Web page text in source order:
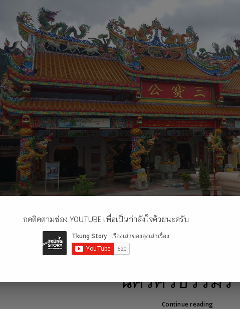
ศาลเจ้าซำปอกง (หลวง
นครศรีธรรมร
Continue reading
กดติดตามช่อง YOUTUBE เพื่อเป็นกำลังใจด้วยนะครับ